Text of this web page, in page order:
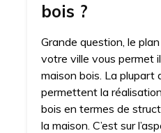
bois ?
Grande question, le
votre ville vous permet
maison bois. La plupart
permettent la
bois en termes de
la maison. C’est sur